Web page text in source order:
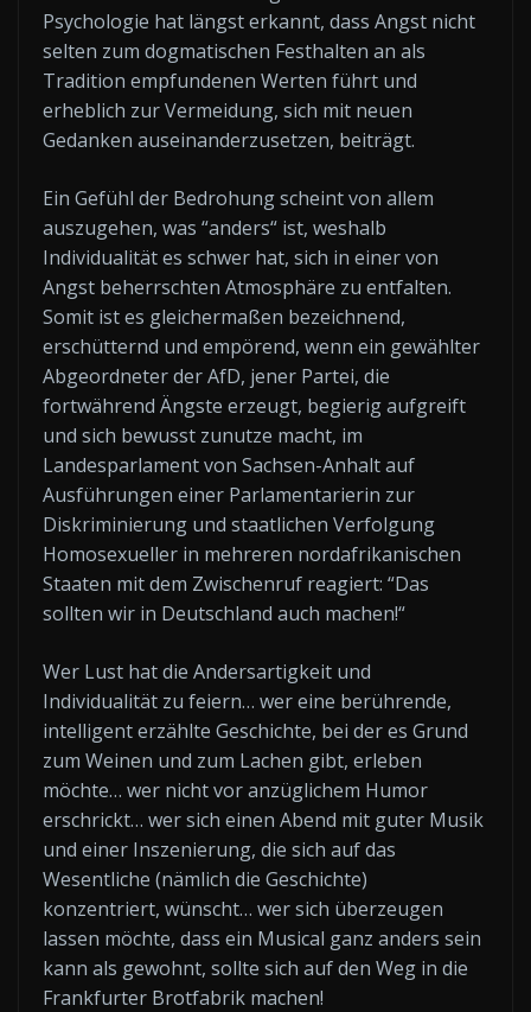
Psychologie hat längst erkannt, dass Angst nicht
selten zum dogmatischen Festhalten an als
Tradition empfundenen Werten führt und
erheblich zur Vermeidung, sich mit neuen
Gedanken auseinanderzusetzen, beiträgt.
Ein Gefühl der Bedrohung scheint von allem
auszugehen, was “anders“ ist, weshalb
Individualität es schwer hat, sich in einer von
Angst beherrschten Atmosphäre zu entfalten.
Somit ist es gleichermaßen bezeichnend,
erschütternd und empörend, wenn ein gewählter
Abgeordneter der AfD, jener Partei, die
fortwährend Ängste erzeugt, begierig aufgreift
und sich bewusst zunutze macht, im
Landesparlament von Sachsen-Anhalt auf
Ausführungen einer Parlamentarierin zur
Diskriminierung und staatlichen Verfolgung
Homosexueller in mehreren nordafrikanischen
Staaten mit dem Zwischenruf reagiert: “Das
sollten wir in Deutschland auch machen!“
Wer Lust hat die Andersartigkeit und
Individualität zu feiern… wer eine berührende,
intelligent erzählte Geschichte, bei der es Grund
zum Weinen und zum Lachen gibt, erleben
möchte… wer nicht vor anzüglichem Humor
erschrickt… wer sich einen Abend mit guter Musik
und einer Inszenierung, die sich auf das
Wesentliche (nämlich die Geschichte)
konzentriert, wünscht… wer sich überzeugen
lassen möchte, dass ein Musical ganz anders sein
kann als gewohnt, sollte sich auf den Weg in die
Frankfurter Brotfabrik machen!